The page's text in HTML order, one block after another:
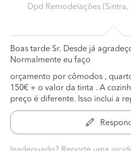
Dpd Remodelações (Sintra,
Boas tarde Sr. Desde já
Normalmente eu faço
orçamento por cômodos ,
150€ + o valor da tinta . A
preço é diferente. Isso inclui a